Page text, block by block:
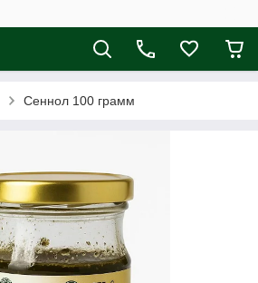
Сеннол 100 грамм